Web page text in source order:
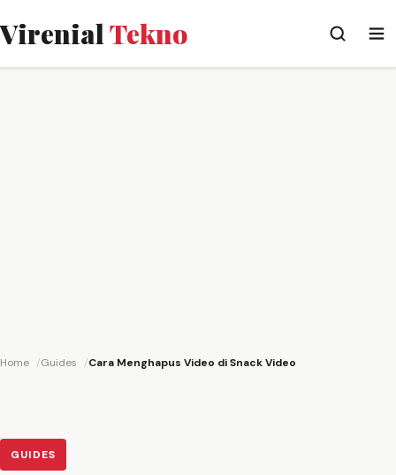
VirenialTekno
Home Guides Cara Menghapus Video di Snack Video
GUIDES